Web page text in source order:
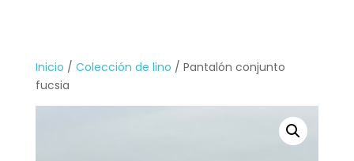
Inicio / Colección de lino / Pantalón conjunto
fucsia